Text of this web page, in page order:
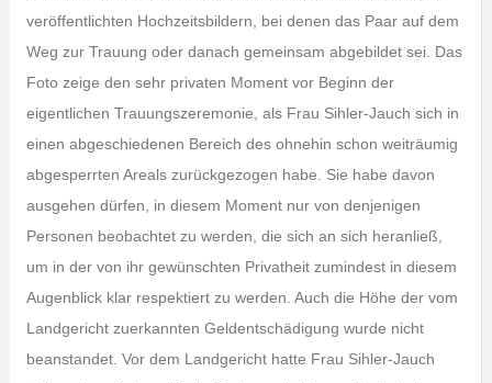
veröffentlichten Hochzeitsbildern, bei denen das Paar auf dem
Weg zur Trauung oder danach gemeinsam abgebildet sei. Das
Foto zeige den sehr privaten Moment vor Beginn der
eigentlichen Trauungszeremonie, als Frau Sihler-Jauch sich in
einen abgeschiedenen Bereich des ohnehin schon weiträumig
abgesperrten Areals zurückgezogen habe. Sie habe davon
ausgehen dürfen, in diesem Moment nur von denjenigen
Personen beobachtet zu werden, die sich an sich heranließ,
um in der von ihr gewünschten Privatheit zumindest in diesem
Augenblick klar respektiert zu werden. Auch die Höhe der vom
Landgericht zuerkannten Geldentschädigung wurde nicht
beanstandet. Vor dem Landgericht hatte Frau Sihler-Jauch